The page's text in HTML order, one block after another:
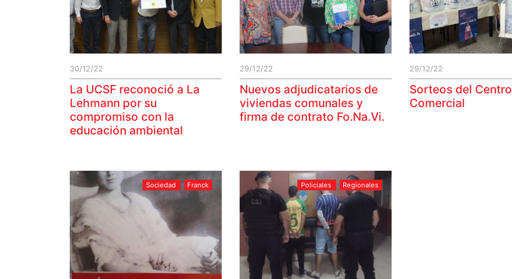
30/12/22
La UCSF reconoció a La
Lehmann por su
compromiso con la
educación ambiental
29/12/22
Nuevos adjudicatarios de
viviendas comunales y
firma de contrato Fo.Na.Vi.
29/12/22
Sorteos del Centro
Comercial
Sociedad Franck Policiales Regionales